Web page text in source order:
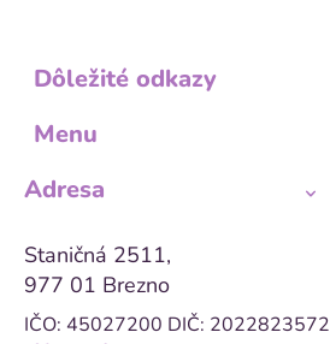
Dôležité odkazy
Menu
Adresa
Staničná 2511,
977 01 Brezno
IČO: 45027200 DIČ: 2022823572